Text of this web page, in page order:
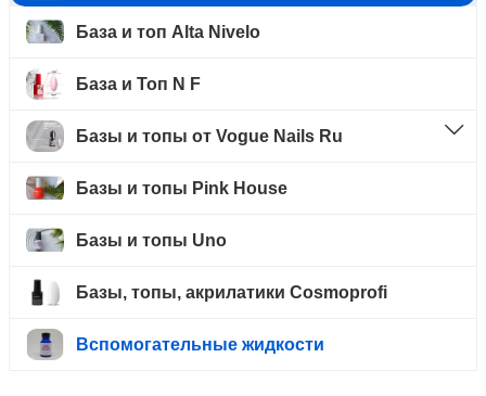
База и топ Alta Nivelo
База и Топ N F
Базы и топы от Vogue Nails Ru
Базы и топы Pink House
Базы и топы Uno
Базы, топы, акрилатики Cosmoprofi
Вспомогательные жидкости